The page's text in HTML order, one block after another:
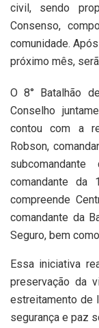
civil, sendo
Consenso,
comunidade.
próximo mês,
O 8° Batalhão
Conselho
contou com a
Robson,
comandante da
compreende
comandante da
Seguro, bem
Essa iniciativa
preservação da
estreitamento de
segurança e paz